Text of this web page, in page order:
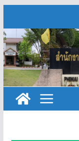
content